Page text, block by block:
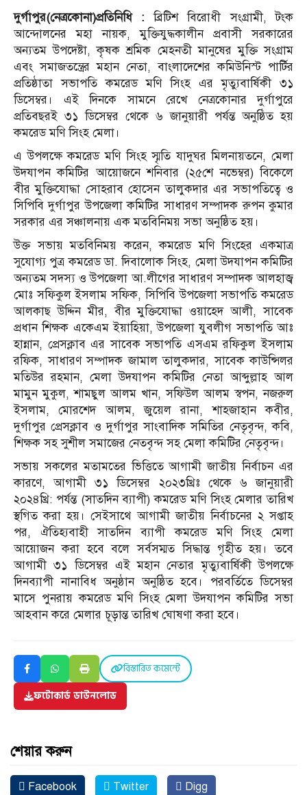
দুর্গাপুর(নেত্রকোনা)প্রতিনিধি : ব্রিটিশ বিরোধী সংগ্রামী, টংক
আন্দোলনের মহা নায়ক, মুক্তিযুদ্ধকালীন প্রবাসী সরকারের
অন্যতম উপদেষ্টা, কৃষক শ্রমিক মেহনতী মানুষের মুক্তি সংগ্রাম
এবং সমাজতন্ত্রের মহান নেতা, বাংলাদেশের কমিউনিস্ট পার্টির
প্রতিষ্ঠাতা সভাপতি কমরেড মণি সিংহ এর মৃত্যুবার্ষিকী ৩১
ডিসেম্বর। এই দিনকে সামনে রেখে নেত্রকোনার দুর্গাপুরে
প্রতিবছরই ৩১ ডিসেম্বর থেকে ৬ জানুয়ারী পর্যন্ত অনুষ্ঠিত হয়
কমরেড মণি সিংহ মেলা।
এ উপলক্ষে কমরেড মণি সিংহ স্মৃতি যাদুঘর মিলনায়তনে, মেলা
উদযাপন কমিটির আয়োজনে শনিবার (২৫শে নভেম্বর) বিকেলে
বীর মুক্তিযোদ্ধা সোহরাব হোসেন তালুকদার এর সভাপতিত্বে ও
সিপিবি দুর্গাপুর উপজেলা কমিটির সাধারণ সম্পাদক রুপন কুমার
সরকার এর সঞ্চালনায় এক মতবিনিময় সভা অনুষ্ঠিত হয়।
উক্ত সভায় মতবিনিময় করেন, কমরেড মণি সিংহের একমাত্র
সুযোগ্য পুত্র কমরেড ডা. দিবালোক সিংহ, মেলা উদযাপন কমিটির
অন্যতম সদস্য ও উপজেলা আ.লীগের সাধারণ সম্পাদক আলহাজ্ব
মোঃ সফিকুল ইসলাম সফিক, সিপিবি উপজেলা সভাপতি কমরেড
আলকাছ উদ্দিন মীর, বীর মুক্তিযোদ্ধা ওয়াহেদ আলী, সাবেক
প্রধান শিক্ষক একেএম ইয়াহিয়া, উপজেলা যুবলীগ সভাপতি আঃ
হান্নান, প্রেসক্লাব এর সাবেক সভাপতি এসএম রফিকুল ইসলাম
রফিক, সাধারণ সম্পাদক জামাল তালুকদার, সাবেক কাউন্সিলর
মতিউর রহমান, মেলা উদযাপন কমিটির নেতা আব্দুল্লাহ আল
মামুন মুকুল, শামছুল আলম খান, সফিউল আলম স্বপন, নজরুল
ইসলাম, মোরশেদ আলম, জুয়েল রানা, শাহজাহান কবীর,
দুর্গাপুর প্রেসক্লাব ও দুর্গাপুর সাংবাদিক সমিতির নেতৃবৃন্দ, কবি,
শিক্ষক সহ সুশীল সমাজের নেতবৃন্দ সহ মেলা কমিটির নেতৃবৃন্দ।
সভায় সকলের মতামতের ভিত্তিতে আগামী জাতীয় নির্বাচন এর
কারণে, আগামী ৩১ ডিসেম্বর ২০২৩খ্রিঃ থেকে ৬ জানুয়ারী
২০২৪খ্রি: পর্যন্ত (সাতদিন ব্যাপী) কমরেড মণি সিংহ মেলার তারিখ
স্থগিত করা হয়। সেইসাথে আগামী জাতীয় নির্বাচনের ২ সপ্তাহ
পর, ঐতিহ্যবাহী সাতদিন ব্যাপী কমরেড মণি সিংহ মেলা
আয়োজন করা হবে বলে সর্বসম্মত সিদ্ধান্ত গৃহীত হয়। তবে
আগামী ৩১ ডিসেম্বর এই মহান নেতার মৃত্যুবার্ষিকী উপলক্ষে
দিনব্যাপী নানাবিধ অনুষ্ঠান অনুষ্ঠিত হবে। পরবর্তিতে ডিসেম্বর
মাসে পুনরায় কমরেড মণি সিংহ মেলা উদযাপন কমিটির সভা
আহবান করে মেলার চূড়ান্ত তারিখ ঘোষণা করা হবে।
বিস্তারিত কমেন্টে
ফটোকার্ড ডাউনলোড
শেয়ার করুন
Facebook Twitter Digg